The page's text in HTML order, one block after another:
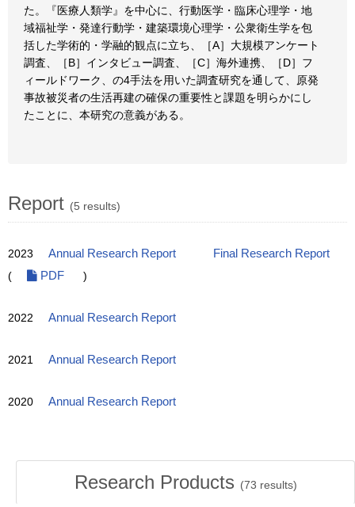
た。『医療人類学』を中心に、行動医学・臨床心理学・地
域福祉学・発達行動学・建築環境心理学・公衆衛生学を包
括した学術的・学融的観点に立ち、［A］大規模アンケート
調査、［B］インタビュー調査、［C］海外連携、［D］フ
ィールドワーク、の4手法を用いた調査研究を通して、原発
事故被災者の生活再建の確保の重要性と課題を明らかにし
たことに、本研究の意義がある。
Report (5 results)
2023 Annual Research Report
Final Research Report
(
PDF )
2022 Annual Research Report
2021 Annual Research Report
2020 Annual Research Report
Research Products (73 results)